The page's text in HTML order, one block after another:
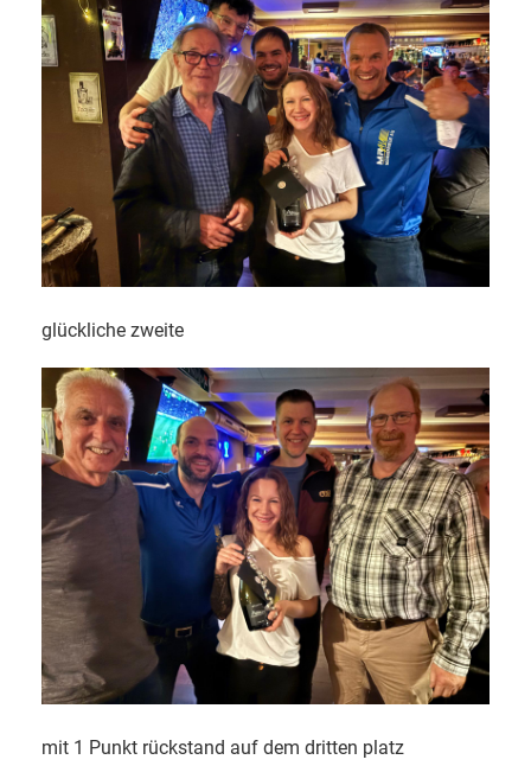
glückliche zweite
mit 1 Punkt rückstand auf dem dritten platz